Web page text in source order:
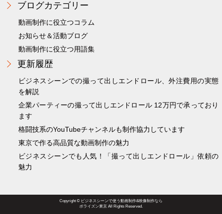
ブログカテゴリー
動画制作に役立つコラム
お知らせ＆活動ブログ
動画制作に役立つ用語集
更新履歴
ビジネスシーンでの撮って出しエンドロール、外注費用の実態
を解説
企業パーティーの撮って出しエンドロール 12万円で承っており
ます
格闘技系のYouTubeチャンネルも制作協力しています
東京で作る高品質な動画制作の魅力
ビジネスシーンでも人気！「撮って出しエンドロール」依頼の
魅力
Copyright © ビジネスシーンで使う動画制作&映像制作なら
ポライズン東京 All Rights Reserved.